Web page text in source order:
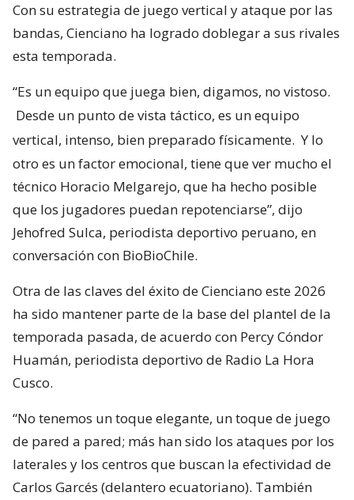
Con su estrategia de juego vertical y ataque por las
bandas, Cienciano ha logrado doblegar a sus rivales
esta temporada.
“Es un equipo que juega bien, digamos, no vistoso.
Desde un punto de vista táctico, es un equipo
vertical, intenso, bien preparado físicamente. Y lo
otro es un factor emocional, tiene que ver mucho el
técnico Horacio Melgarejo, que ha hecho posible
que los jugadores puedan repotenciarse”, dijo
Jehofred Sulca, periodista deportivo peruano, en
conversación con BioBioChile.
Otra de las claves del éxito de Cienciano este 2026
ha sido mantener parte de la base del plantel de la
temporada pasada, de acuerdo con Percy Cóndor
Huamán, periodista deportivo de Radio La Hora
Cusco.
“No tenemos un toque elegante, un toque de juego
de pared a pared; más han sido los ataques por los
laterales y los centros que buscan la efectividad de
Carlos Garcés (delantero ecuatoriano). También